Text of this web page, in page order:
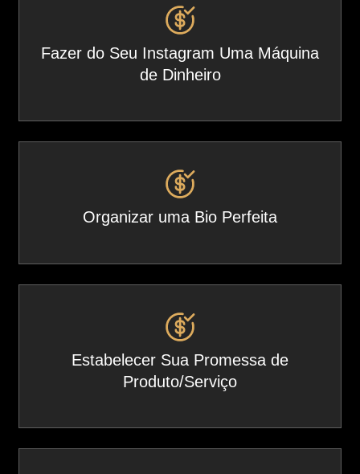
Fazer do Seu Instagram Uma Máquina
de Dinheiro
Organizar uma Bio Perfeita
Estabelecer Sua Promessa de
Produto/Serviço